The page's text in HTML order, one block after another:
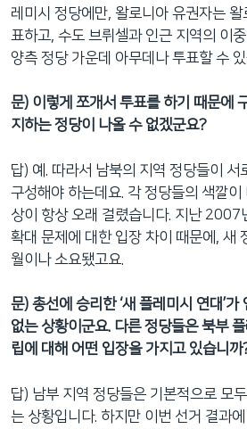
레미시 정당에만, 왈로니아 유권자는
표하고, 수도 브뤼셀과 인근 지역의 이
양측 정당 가운데 아무데나 투표할 수
문) 이렇게 쪼개서 투표를 하기 때문에
지하는 정당이 나올 수 없겠군요?
답) 예. 따라서 남북의 지역 정당들이 서
구성해야 하는데요. 각 정당들의 색깔이
상이 항상 오래 걸렸습니다. 지난 2007
확대 문제에 대한 입장 차이 때문에, 새
월이나 소요됐고요.
문) 총선에 승리한 ‘새 플레미시 연대’가
없는 상황이군요. 다른 정당들은 북부
립에 대해 어떤 입장을 가지고 있습니까
답) 남부 지역 정당들은 기본적으로 모
는 상황입니다. 하지만 이번 선거 결과